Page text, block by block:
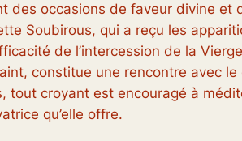
des occasions de faveur divine
Soubirous, qui a reçu les
de l’intercession de la
constitue une rencontre avec
croyant est encouragé à
qu’elle offre.